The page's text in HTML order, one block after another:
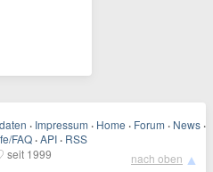
· Impressum · Home · Forum · News ·
FAQ · API · RSS
seit 1999 nach oben ▲